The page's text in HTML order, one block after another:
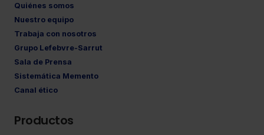
Quiénes somos
Nuestro equipo
Trabaja con nosotros
Grupo Lefebvre-Sarrut
Sala de Prensa
Sistemática Memento
Canal ético
Productos